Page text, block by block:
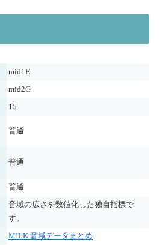
mid1E
mid2G
15
普通
普通
普通
音域の広さを数値化した独自指標で
す。
M!LK 音域データまとめ